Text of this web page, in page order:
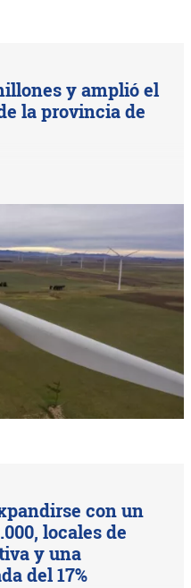
y amplió el
la provincia de
con un
locales de
y una
del 17%